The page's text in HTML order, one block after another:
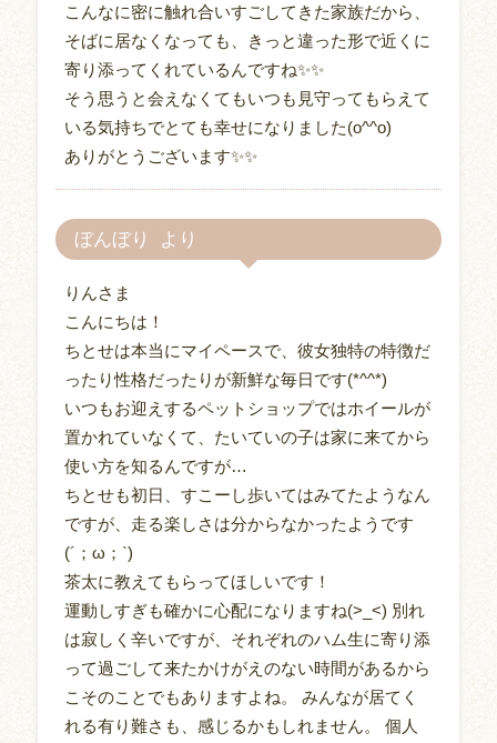
こんなに密に触れ合いすごしてきた家族だから、
そばに居なくなっても、きっと違った形で近くに
寄り添ってくれているんですね✨✨
そう思うと会えなくてもいつも見守ってもらえて
いる気持ちでとても幸せになりました(o^^o)
ありがとうございます✨✨
ぼんぼり
りんさま
こんにちは！
ちとせは本当にマイペースで、彼女独特の特徴だ
ったり性格だったりが新鮮な毎日です(*^^*)
いつもお迎えするペットショップではホイールが
置かれていなくて、たいていの子は家に来てから
使い方を知るんですが…
ちとせも初日、すこーし歩いてはみてたようなん
ですが、走る楽しさは分からなかったようです
(´；ω；`)
茶太に教えてもらってほしいです！
運動しすぎも確かに心配になりますね(>_<) 別れ
は寂しく辛いですが、それぞれのハム生に寄り添
って過ごして来たかけがえのない時間があるから
こそのことでもありますよね。 みんなが居てく
れる有り難さも、感じるかもしれません。 個人